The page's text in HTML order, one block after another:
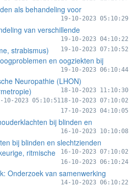
als behandeling voor
19-10-2023 05:10:29
van verschillende
19-10-2023 04:10:22
strabismus) 19-10-2023 07:10:52
en oogziekten bij
19-10-2023 06:10:44
Neuropathie (LHON)
18-10-2023 11:10:30
18-10-2023 07:10:02
10-2023 05:10:51
17-10-2023 04:10:05
bij blinden en
16-10-2023 10:10:08
bij blinden en slechtzienden
16-10-2023 07:10:02
ritmische
16-10-2023 06:10:24
Onderzoek van samenwerking
14-10-2023 06:10:22